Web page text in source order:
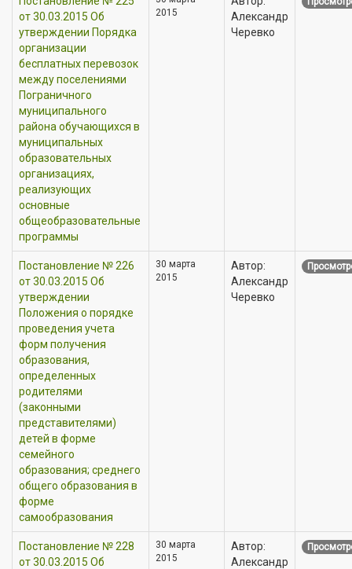
от 30.03.2015 Об
утверждении Порядка
организации
бесплатных перевозок
между поселениями
Пограничного
муниципального
района обучающихся в
муниципальных
образовательных
организациях,
реализующих
основные
общеобразовательные
программы
2015
Александр
Черевко
Постановление № 226
от 30.03.2015 Об
утверждении
Положения о порядке
проведения учета
форм получения
образования,
определенных
родителями
(законными
представителями)
детей в форме
семейного
образования; среднего
общего образования в
форме
самообразования
30 марта
2015
Автор:
Александр
Черевко
Постановление № 228
от 30.03.2015 Об
30 марта
2015
Автор:
Александр